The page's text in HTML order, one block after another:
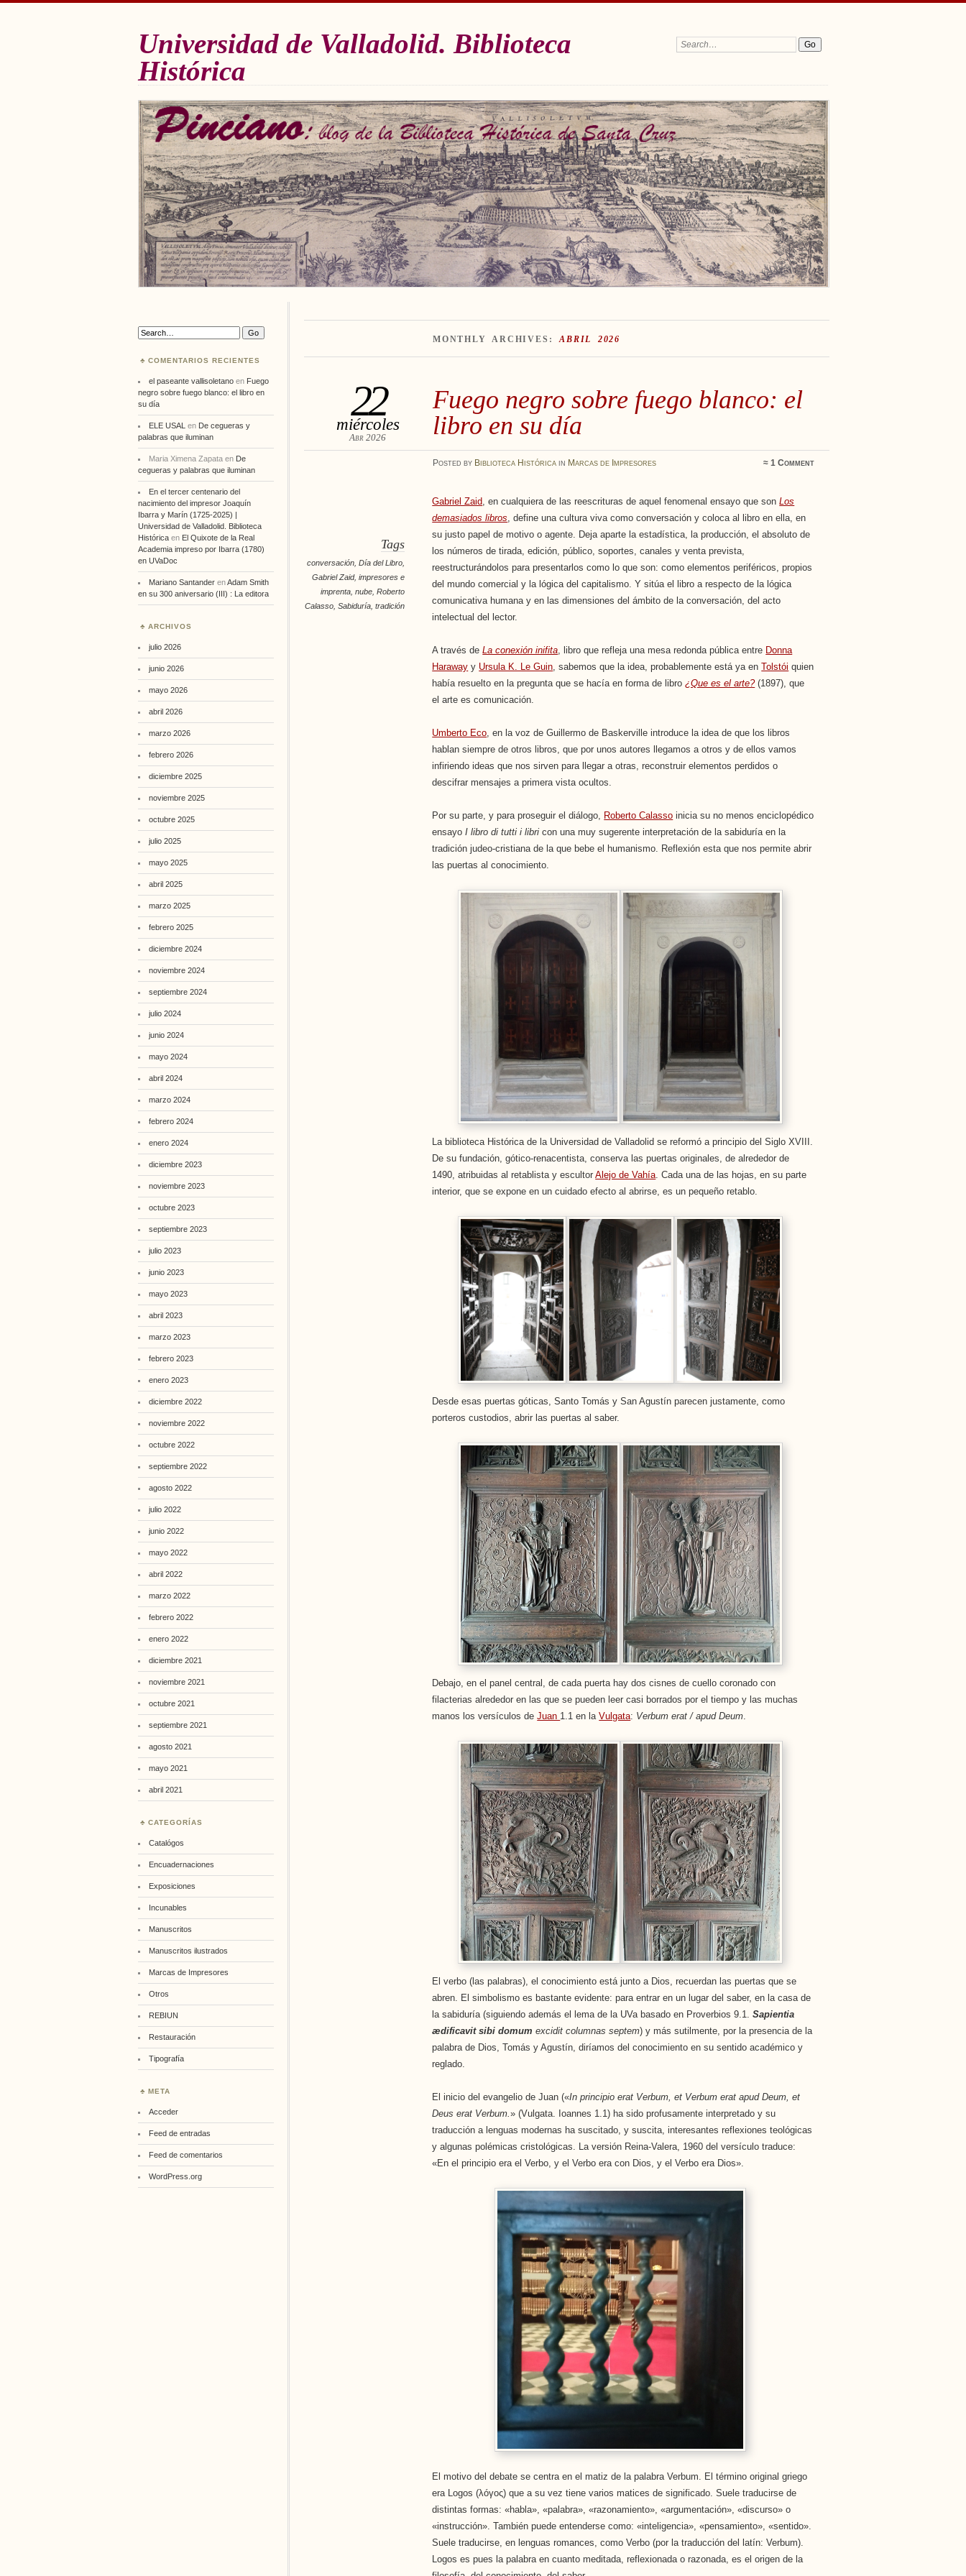
Universidad de Valladolid. Biblioteca
Histórica
Search:
MONTHLY ARCHIVES:ABRIL 2026
Fuego negro sobre fuego blanco: el
libro en su día
22
miércoles
Abr 2026
Posted by Biblioteca Históricain Marcas de Impresores ≈1 Comment
Tags
conversación ,Día del Libro
Gabriel Zaid,impresores e
imprenta ,nube ,Roberto
Calasso ,Sabiduría ,tradición
Gabriel Zaid, en cualquiera de las reescrituras de aquel fenomenal ensayo que sonLos
demasiados libros, define una cultura viva como conversación y coloca al libro en ella, en
su justo papel de motivo o agente. Deja aparte la estadística, la producción, el absoluto de
los números de tirada, edición, público, soportes, canales y venta prevista,
reestructurándolos para presentarlos como lo que son: como elementos periféricos, propios
del mundo comercial y la lógica del capitalismo. Y sitúa el libro a respecto de la lógica
comunicativa humana y en las dimensiones del ámbito de la conversación, del acto
intelectual del lector.
A través deLa conexión inifita, libro que refleja una mesa redonda pública entre Donna
Haraway y Ursula K. Le Guin, sabemos que la idea, probablemente está ya enTolstói quien
había resuelto en la pregunta que se hacía en forma de libro¿Que es el arte?(1897), que
el arte es comunicación.
Umberto Eco, en la voz de Guillermo de Baskerville introduce la idea de que los libros
hablan siempre de otros libros, que por unos autores llegamos a otros y de ellos vamos
infiriendo ideas que nos sirven para llegar a otras, reconstruir elementos perdidos o
descifrar mensajes a primera vista ocultos.
Por su parte, y para proseguir el diálogo, Roberto Calasso inicia su no menos enciclopédico
ensayoI libro di tutti i libri con una muy sugerente interpretación de la sabiduría en la
tradición judeo-cristiana de la que bebe el humanismo. Reflexión esta que nos permite abrir
las puertas al conocimiento.
La biblioteca Histórica de la Universidad de Valladolid se reformó a principio del Siglo XVIII.
De su fundación, gótico-renacentista, conserva las puertas originales, de alrededor de
1490, atribuidas al retablista y escultorAlejo de Vahía . Cada una de las hojas, en su parte
interior, que se expone en un cuidado efecto al abrirse, es un pequeño retablo.
Desde esas puertas góticas, Santo Tomás y San Agustín parecen justamente, como
porteros custodios, abrir las puertas al saber.
Debajo, en el panel central, de cada puerta hay dos cisnes de cuello coronado con
filacterias alrededor en las que se pueden leer casi borrados por el tiempo y las muchas
manos los versículos deJuan 1.1 en laVulgata: Verbum erat / apud Deum.
El verbo (las palabras), el conocimiento está junto a Dios, recuerdan las puertas que se
abren. El simbolismo es bastante evidente: para entrar en un lugar del saber, en la casa de
la sabiduría (siguiendo además el lema de la UVa basado en Proverbios 9.1.Sapientia
ædificavit sibi domum excidit columnas septem) y más sutilmente, por la presencia de la
palabra de Dios, Tomás y Agustín, diríamos del conocimiento en su sentido académico y
reglado.
El inicio del evangelio de Juan («In principio erat Verbum, et Verbum erat apud Deum, et
Deus erat Verbum.» (Vulgata. Ioannes 1.1) ha sido profusamente interpretado y su
traducción a lenguas modernas ha suscitado, y suscita, interesantes reflexiones teológicas
y algunas polémicas cristológicas. La versión Reina-Valera, 1960 del versículo traduce:
«En el principio era el Verbo, y el Verbo era con Dios, y el Verbo era Dios».
El motivo del debate se centra en el matiz de la palabra Verbum. El término original griego
era Logos (λóγος) que a su vez tiene varios matices de significado. Suele traducirse de
distintas formas: «habla», «palabra», «razonamiento», «argumentación», «discurso» o
«instrucción». También puede entenderse como: «inteligencia», «pensamiento», «sentido».
Suele traducirse, en lenguas romances, como Verbo (por la traducción del latín: Verbum).
Logos es pues la palabra en cuanto meditada, reflexionada o razonada, es el origen de la
Search:
COMENTARIOS RECIENTES
el paseante vallisoletanoen Fuego
negro sobre fuego blanco: el libro en
su día
ELE USAL en De cegueras y
palabras que iluminan
Maria Ximena Zapataen De
cegueras y palabras que iluminan
En el tercer centenario del
nacimiento del impresor Joaquín
Ibarra y Marín (1725-2025) |
Universidad de Valladolid. Biblioteca
Histórica en El Quixote de la Real
Academia impreso por Ibarra (1780)
en UVaDoc
Mariano SantanderenAdam Smith
en su 300 aniversario (III) : La editora
ARCHIVOS
julio 2026
junio 2026
mayo 2026
abril 2026
marzo 2026
febrero 2026
diciembre 2025
noviembre 2025
octubre 2025
julio 2025
mayo 2025
abril 2025
marzo 2025
febrero 2025
diciembre 2024
noviembre 2024
septiembre 2024
julio 2024
junio 2024
mayo 2024
abril 2024
marzo 2024
febrero 2024
enero 2024
diciembre 2023
noviembre 2023
octubre 2023
septiembre 2023
julio 2023
junio 2023
mayo 2023
abril 2023
marzo 2023
febrero 2023
enero 2023
diciembre 2022
noviembre 2022
octubre 2022
septiembre 2022
agosto 2022
julio 2022
junio 2022
mayo 2022
abril 2022
marzo 2022
febrero 2022
enero 2022
diciembre 2021
noviembre 2021
octubre 2021
septiembre 2021
agosto 2021
mayo 2021
abril 2021
CATEGORÍAS
Catalógos
Encuadernaciones
Exposiciones
Incunables
Manuscritos
Manuscritos ilustrados
Marcas de Impresores
Otros
REBIUN
Restauración
Tipografía
META
Acceder
Feed de entradas
Feed de comentarios
WordPress.org